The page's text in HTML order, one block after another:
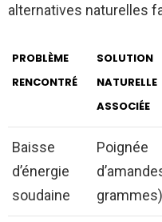
alternatives naturelles
PROBLÈME
RENCONTRÉ
SOLUTION
NATURELLE
ASSOCIÉE
Baisse
d’énergie
soudaine
Poignée
grammes)